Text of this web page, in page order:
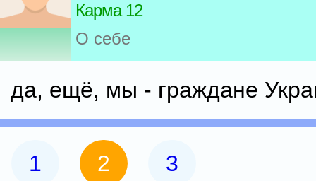
Карма 12
О себе
да, ещё, мы - граждане
1 2 3